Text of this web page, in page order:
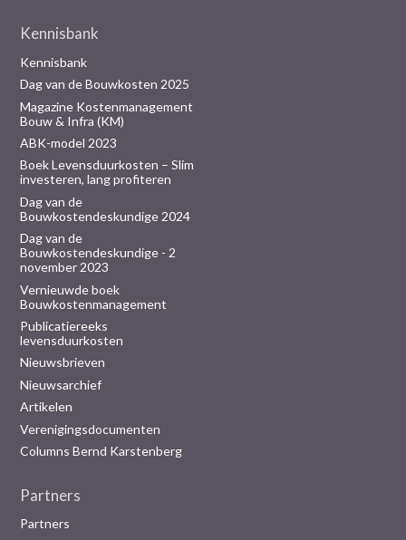
Kennisbank
Kennisbank
Dag van de Bouwkosten 2025
Magazine Kostenmanagement
Bouw & Infra (KM)
ABK-model 2023
Boek Levensduurkosten – Slim
investeren, lang profiteren
Dag van de
Bouwkostendeskundige 2024
Dag van de
Bouwkostendeskundige - 2
november 2023
Vernieuwde boek
Bouwkostenmanagement
Publicatiereeks
levensduurkosten
Nieuwsbrieven
Nieuwsarchief
Artikelen
Verenigingsdocumenten
Columns Bernd Karstenberg
Partners
Partners